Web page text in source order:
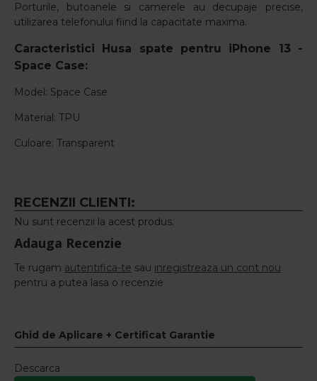
Porturile, butoanele si camerele au decupaje precise,
utilizarea telefonului fiind la capacitate maxima.
Caracteristici Husa spate pentru iPhone 13 -
Space Case:
Model: Space Case
Material: TPU
Culoare: Transparent
RECENZII CLIENTI:
Nu sunt recenzii la acest produs.
Adauga Recenzie
Te rugam autentifica-te sau inregistreaza un cont nou
pentru a putea lasa o recenzie
Ghid de Aplicare + Certificat Garantie
Descarca